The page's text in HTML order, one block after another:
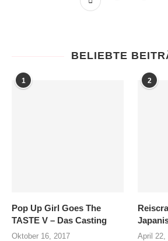
BELIEBTE
1
Pop Up Girl Goes The
TASTE V – Das Casting
Oktober 16, 2017
2
April 22,